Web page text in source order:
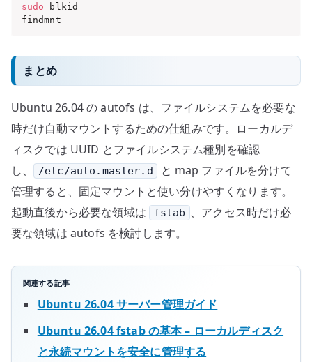
sudo blkid
findmnt
まとめ
Ubuntu 26.04 の autofs は、ファイルシステムを必要な
時だけ自動マウントするための仕組みです。ローカルデ
ィスクでは UUID とファイルシステム種別を確認
し、
/etc/auto.master.d
と map ファイルを分けて
管理すると、固定マウントと使い分けやすくなります。
起動直後から必要な領域は
fstab 、アクセス時だけ必
要な領域は autofs を検討します。
関連する記事
Ubuntu 26.04 サーバー管理ガイド
Ubuntu 26.04 fstab の基本 – ローカルディスク
と永続マウントを安全に管理する